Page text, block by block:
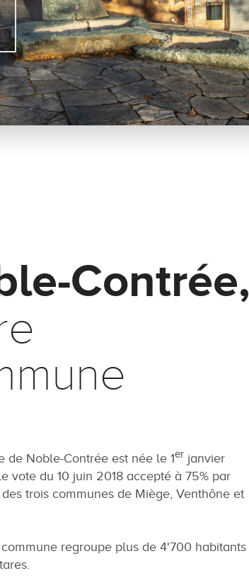
Contrée,
de Noble-Contrée est née le 1er janvier
vote du 10 juin 2018 accepté à 75% par
trois communes de Miège, Venthône et
regroupe plus de 4'700 habitants